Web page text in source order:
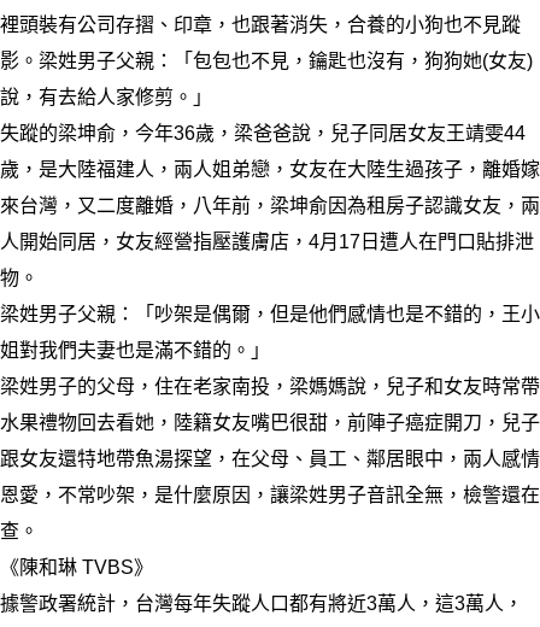
裡頭裝有公司存摺、印章，也跟著消失，合養的小狗也不見蹤
影。梁姓男子父親：「包包也不見，鑰匙也沒有，狗狗她(女友)
說，有去給人家修剪。」
失蹤的梁坤俞，今年36歲，梁爸爸說，兒子同居女友王靖雯44
歲，是大陸福建人，兩人姐弟戀，女友在大陸生過孩子，離婚嫁
來台灣，又二度離婚，八年前，梁坤俞因為租房子認識女友，兩
人開始同居，女友經營指壓護膚店，4月17日遭人在門口貼排泄
物。
梁姓男子父親：「吵架是偶爾，但是他們感情也是不錯的，王小
姐對我們夫妻也是滿不錯的。」
梁姓男子的父母，住在老家南投，梁媽媽說，兒子和女友時常帶
水果禮物回去看她，陸籍女友嘴巴很甜，前陣子癌症開刀，兒子
跟女友還特地帶魚湯探望，在父母、員工、鄰居眼中，兩人感情
恩愛，不常吵架，是什麼原因，讓梁姓男子音訊全無，檢警還在
查。
《陳和琳 TVBS》
據警政署統計，台灣每年失蹤人口都有將近3萬人，這3萬人，